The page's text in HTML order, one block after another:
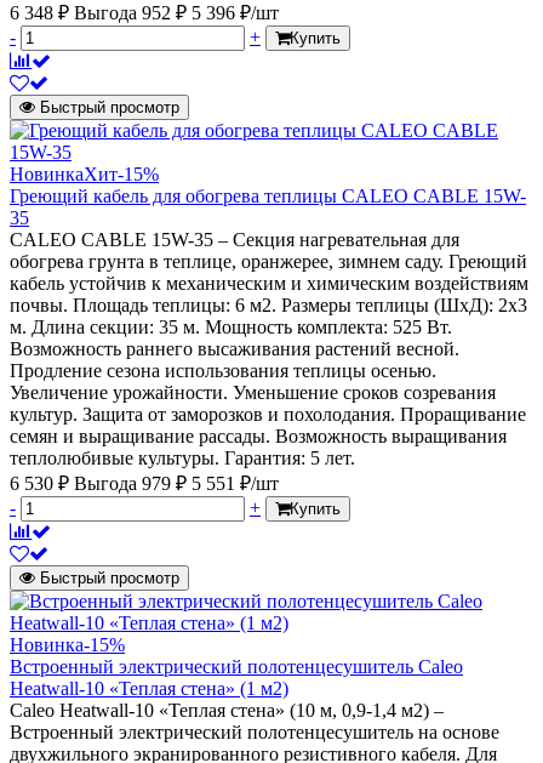
6 348 ₽ Выгода 952 ₽ 5 396 ₽/шт
-
+ Купить
Быстрый просмотр
НовинкаХит-15%
Греющий кабель для обогрева теплицы CALEO CABLE 15W-
35
CALEO CABLE 15W-35 – Секция нагревательная для
обогрева грунта в теплице, оранжерее, зимнем саду. Греющий
кабель устойчив к механическим и химическим воздействиям
почвы. Площадь теплицы: 6 м2. Размеры теплицы (ШхД): 2х3
м. Длина секции: 35 м. Мощность комплекта: 525 Вт.
Возможность раннего высаживания растений весной.
Продление сезона использования теплицы осенью.
Увеличение урожайности. Уменьшение сроков созревания
культур. Защита от заморозков и похолодания. Проращивание
семян и выращивание рассады. Возможность выращивания
теплолюбивые культуры. Гарантия: 5 лет.
6 530 ₽ Выгода 979 ₽ 5 551 ₽/шт
-
+ Купить
Быстрый просмотр
Новинка-15%
Встроенный электрический полотенцесушитель Caleo
Heatwall-10 «Теплая стена» (1 м2)
Caleo Heatwall-10 «Теплая стена» (10 м, 0,9-1,4 м2) –
Встроенный электрический полотенцесушитель на основе
двухжильного экранированного резистивного кабеля. Для